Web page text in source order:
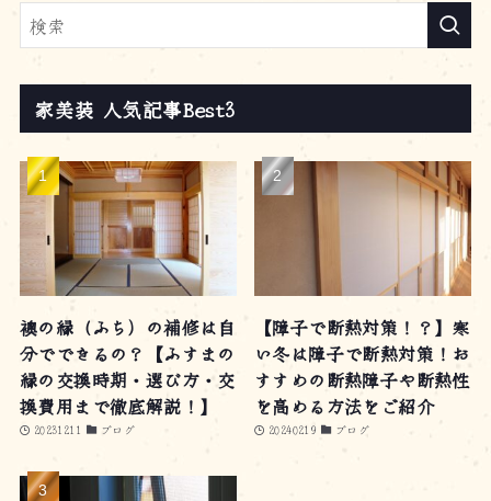
家美装 人気記事Best3
襖の縁（ふち）の補修は自
分でできるの？【ふすまの
縁の交換時期・選び方・交
換費用まで徹底解説！】
20231211 ブログ
【障子で断熱対策！？】寒
い冬は障子で断熱対策！お
すすめの断熱障子や断熱性
を高める方法をご紹介
20240219 ブログ